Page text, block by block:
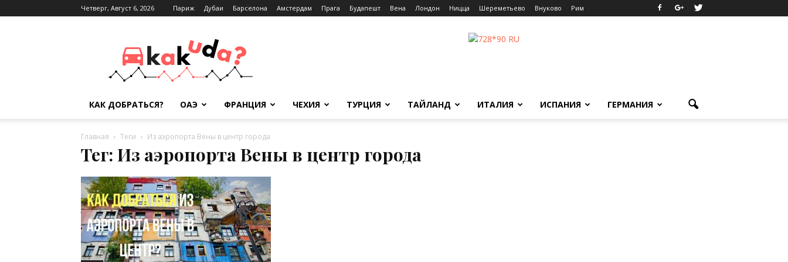
Четверг, Август 6, 2026 Париж Дубаи Барселона Амстердам Прага Будапешт Вена Лондон Ницца Шереметьево Внуково Рим
kuda.info
КАК ДОБРАТЬСЯ? ОАЭ ФРАНЦИЯ ЧЕХИЯ ТУРЦИЯ ТАЙЛАНД ИТАЛИЯ ИСПАНИЯ ГЕРМАНИЯ
Главная Теги Из аэропорта Вены в центр города
Тег: Из аэропорта Вены в центр города